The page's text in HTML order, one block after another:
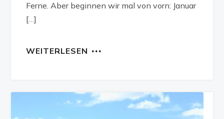
Ferne. Aber beginnen wir mal von vorn: Januar
[…]
WEITERLESEN